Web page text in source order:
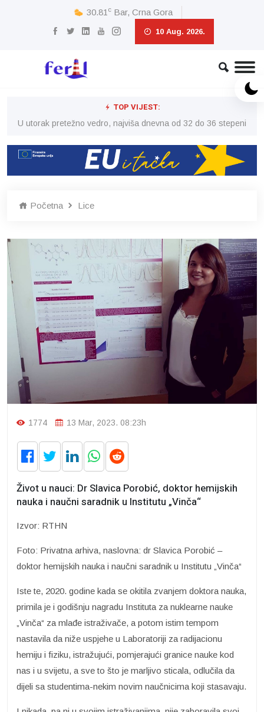
30.81 c Bar, Crna Gora
10 Aug. 2026.
TOP VIJEST:
U utorak pretežno vedro, najviša dnevna od 32 do 36 stepeni
Početna Lice
1774 13 Mar, 2023. 08:23h
Život u nauci: Dr Slavica Porobić, doktor hemijskih
nauka i naučni saradnik u Institutu „Vinča“
Izvor: RTHN
Foto: Privatna arhiva, naslovna: dr Slavica Porobić –
doktor hemijskih nauka i naučni saradnik u Institutu „Vinča“
Iste te, 2020. godine kada se okitila zvanjem doktora nauka,
primila je i godišnju nagradu Instituta za nuklearne nauke
„Vinča“ za mlađe istraživače, a potom istim tempom
nastavila da niže uspjehe u Laboratoriji za radijacionu
hemiju i fiziku, istražujući, pomjerajući granice nauke kod
nas i u svijetu, a sve to što je marljivo sticala, odlučila da
dijeli sa studentima-nekim novim naučnicima koji stasavaju.